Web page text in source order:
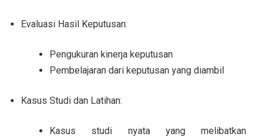
Evaluasi Hasil Keputusan:
Pengukuran kinerja keputusan
Pembelajaran dari keputusan yang diambil
Kasus Studi dan Latihan:
Kasus studi nyata yang melibatkan